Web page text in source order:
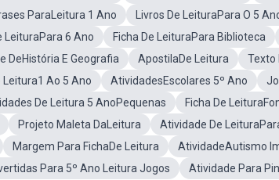
ParaLeitura 1 Ano Livros De LeituraPara O 5
LeituraPara 6 Ano Ficha De LeituraPara Biblioteca
DeHistória E Geografia ApostilaDe Leitura
Texto
Leitura1 Ao 5 Ano AtividadesEscolares 5º Ano
De Leitura 5 AnoPequenas
Ficha De
Projeto Maleta DaLeitura
Atividade De
Margem Para FichaDe Leitura
AtividadeAutismo
Para 5º Ano Leitura Jogos Atividade Para